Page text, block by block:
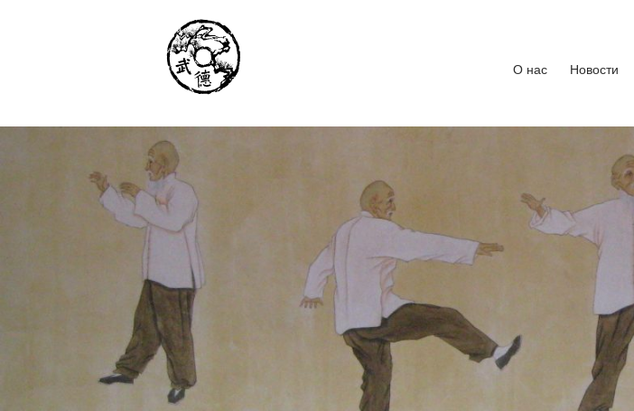
Институт Исследования Внутреннего Искусства
Школа тайцзи-цюань стиля Чэнь, Петербург. Руководитель Андрей Середняков.
О нас Новости